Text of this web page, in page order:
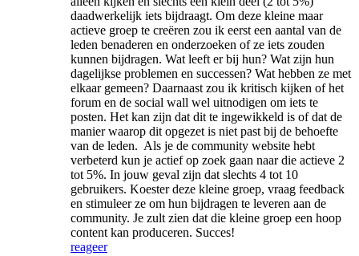
daadwerkelijk iets bijdraagt. Om deze kleine maar
actieve groep te creëren zou ik eerst een aantal van de
leden benaderen en onderzoeken of ze iets zouden
kunnen bijdragen. Wat leeft er bij hun? Wat zijn hun
dagelijkse problemen en successen? Wat hebben ze met
elkaar gemeen? Daarnaast zou ik kritisch kijken of het
forum en de social wall wel uitnodigen om iets te
posten. Het kan zijn dat dit te ingewikkeld is of dat de
manier waarop dit opgezet is niet past bij de behoefte
van de leden. Als je de community website hebt
verbeterd kun je actief op zoek gaan naar die actieve 2
tot 5%. In jouw geval zijn dat slechts 4 tot 10
gebruikers. Koester deze kleine groep, vraag feedback
en stimuleer ze om hun bijdragen te leveren aan de
community. Je zult zien dat die kleine groep een hoop
content kan produceren. Succes!
reageer